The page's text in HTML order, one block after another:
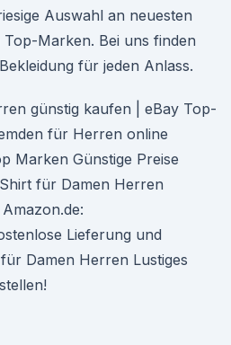
Auswahl an neuesten
Marken. Bei uns finden
für jeden Anlass.
günstig kaufen | eBay Top-
für Herren online
Marken Günstige Preise
für Damen Herren
Lieferung und
Damen Herren Lustiges